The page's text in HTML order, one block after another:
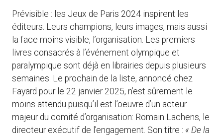
Prévisible : les Jeux de Paris 2024 inspirent les
éditeurs. Leurs champions, leurs images, mais aussi
la face moins visible, l’organisation. Les premiers
livres consacrés à l’événement olympique et
paralympique sont déjà en librairies depuis plusieurs
semaines. Le prochain de la liste, annoncé chez
Fayard pour le 22 janvier 2025, n’est sûrement le
moins attendu puisqu’il est l’oeuvre d’un acteur
majeur du comité d’organisation: Romain Lachens, le
directeur exécutif de l’engagement. Son titre : « De la